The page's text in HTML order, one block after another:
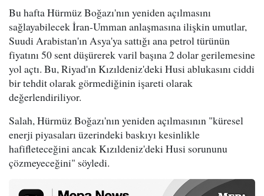
Bu hafta Hürmüz Boğazı'nın yeniden açılmasını
sağlayabilecek İran-Umman anlaşmasına ilişkin umutlar,
Suudi Arabistan'ın Asya'ya sattığı ana petrol türünün
fiyatını 50 sent düşürerek varil başına 2 dolar gerilemesine
yol açtı. Bu, Riyad'ın Kızıldeniz'deki Husi ablukasını ciddi
bir tehdit olarak görmediğinin işareti olarak
değerlendiriliyor.
Salah, Hürmüz Boğazı'nın yeniden açılmasının "küresel
enerji piyasaları üzerindeki baskıyı kesinlikle
hafifleteceğini ancak Kızıldeniz'deki Husi sorununu
çözmeyeceğini" söyledi.